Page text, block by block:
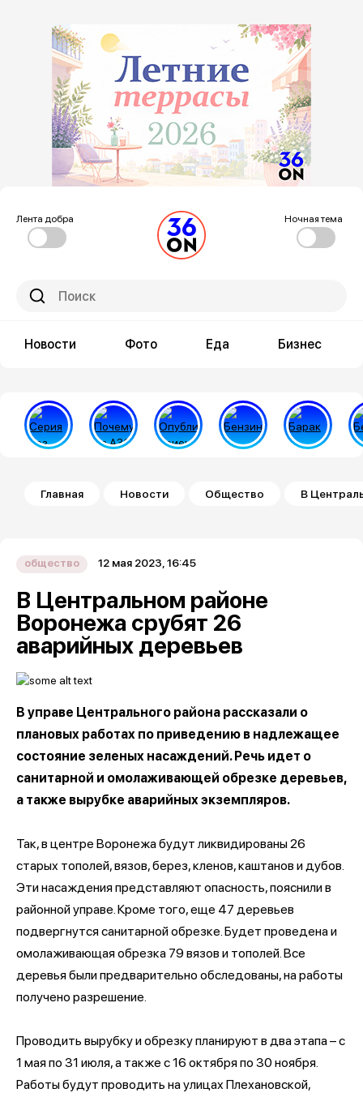
Лента добра Ночная тема
Новости Фото Еда Бизнес
Строка навигации
Главная Новости Общество В
общество 12 мая 2023, 16:45
В Центральном районе
Воронежа срубят 26
аварийных деревьев
В управе Центрального района рассказали о
плановых работах по приведению в надлежащее
состояние зеленых насаждений. Речь идет о
санитарной и омолаживающей обрезке деревьев,
а также вырубке аварийных экземпляров.
Так, в центре Воронежа будут ликвидированы 26
старых тополей, вязов, берез, кленов, каштанов и дубов.
Эти насаждения представляют опасность, пояснили в
районной управе. Кроме того, еще 47 деревьев
подвергнутся санитарной обрезке. Будет проведена и
омолаживающая обрезка 79 вязов и тополей. Все
деревья были предварительно обследованы, на работы
получено разрешение.
Проводить вырубку и обрезку планируют в два этапа – с
1 мая по 31 июля, а также с 16 октября по 30 ноября.
Работы будут проводить на улицах Плехановской,